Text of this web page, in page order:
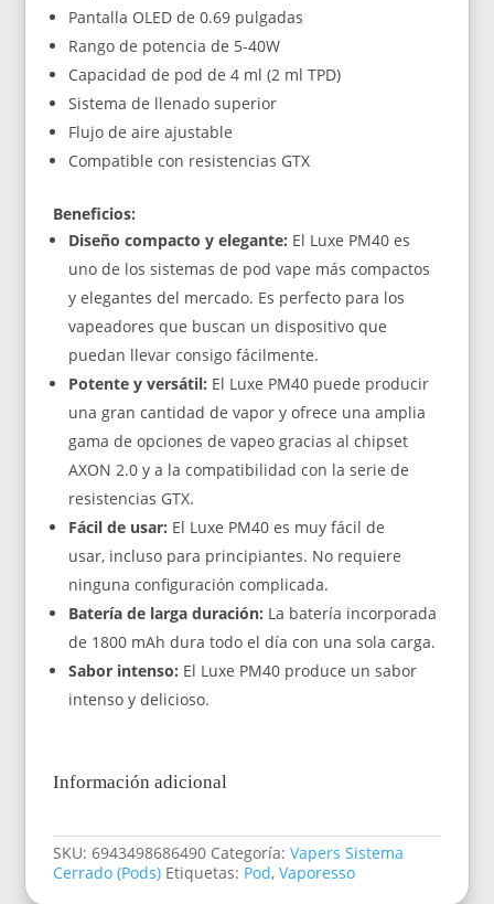
Pantalla OLED de 0.69 pulgadas
Rango de potencia de 5-40W
Capacidad de pod de 4 ml (2 ml TPD)
Sistema de llenado superior
Flujo de aire ajustable
Compatible con resistencias GTX
Beneficios:
Diseño compacto y elegante: El Luxe PM40 es
uno de los sistemas de pod vape más compactos
y elegantes del mercado. Es perfecto para los
vapeadores que buscan un dispositivo que
puedan llevar consigo fácilmente.
Potente y versátil: El Luxe PM40 puede producir
una gran cantidad de vapor y ofrece una amplia
gama de opciones de vapeo gracias al chipset
AXON 2.0 y a la compatibilidad con la serie de
resistencias GTX.
Fácil de usar: El Luxe PM40 es muy fácil de
usar, incluso para principiantes. No requiere
ninguna configuración complicada.
Batería de larga duración: La batería incorporada
de 1800 mAh dura todo el día con una sola carga.
Sabor intenso: El Luxe PM40 produce un sabor
intenso y delicioso.
Información adicional
SKU:6943498686490 Categoría:Vapers Sistema
Cerrado (Pods) Etiquetas: Pod,Vaporesso